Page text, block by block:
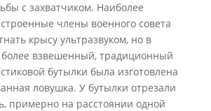
с захватчиком. Наиболее
члены военного совета
крысу ультразвуком, но в
более взвешенный, традиционный
бутылки была изготовлена
ловушка. У бутылки отрезали
примерно на расстоянии одной